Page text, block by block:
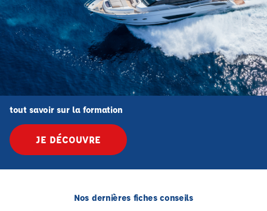
tout savoir sur la formation
JE DÉCOUVRE
Nos dernières fiches conseils